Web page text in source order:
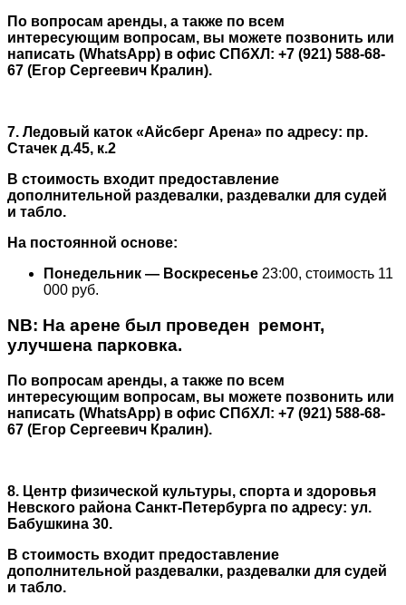
По вопросам аренды, а также по всем
интересующим вопросам, вы можете позвонить или
написать (WhatsApp) в офис СПбХЛ: +7 (921) 588-68-
67 (Егор Сергеевич Кралин).
7. Ледовый каток «Айсберг Арена» по адресу: пр.
Стачек д.45, к.2
В стоимость входит предоставление
дополнительной раздевалки, раздевалки для судей
и табло.
На постоянной основе:
Понедельник — Воскресенье 23:00, стоимость 11
000 руб.
NB: На арене был проведен ремонт,
улучшена парковка.
По вопросам аренды, а также по всем
интересующим вопросам, вы можете позвонить или
написать (WhatsApp) в офис СПбХЛ: +7 (921) 588-68-
67 (Егор Сергеевич Кралин).
8. Центр физической культуры, спорта и здоровья
Невского района Санкт-Петербурга по адресу: ул.
Бабушкина 30.
В стоимость входит предоставление
дополнительной раздевалки, раздевалки для судей
и табло.